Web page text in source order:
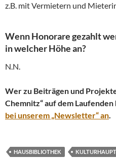
z.B. mit Vermietern und
Wenn Honorare gezahlt
in welcher Höhe an?
N.N.
Wer zu Beiträgen und
Chemnitz“ auf dem
bei unserem „Newsletter“ an.
HAUSBIBLIOTHEK